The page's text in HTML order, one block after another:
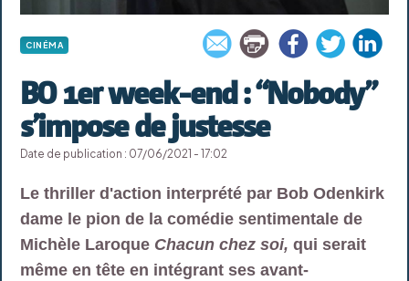
CINÉMA
BO 1er week-end : “Nobody”
s’impose de justesse
Date de publication : 07/06/2021 - 17:02
Le thriller d'action interprété par Bob Odenkirk
dame le pion de la comédie sentimentale de
Michèle Laroque Chacun chez soi, qui serait
même en tête en intégrant ses avant-